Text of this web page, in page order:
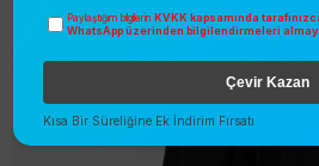
Paylaştığım bilgilerin KVKK kapsamında
WhatsApp üzerinden bilgilendirmeleri almayı
Çevir Kazan
Kısa Bir Süreliğine Ek İndirim Fırsatı